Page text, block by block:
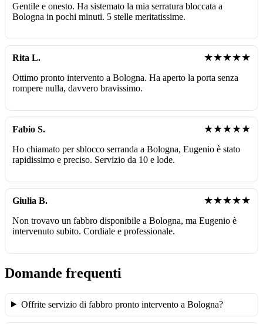
Gentile e onesto. Ha sistemato la mia serratura bloccata a
Bologna in pochi minuti. 5 stelle meritatissime.
Rita L. ★★★★★
Ottimo pronto intervento a Bologna. Ha aperto la porta senza
rompere nulla, davvero bravissimo.
Fabio S. ★★★★★
Ho chiamato per sblocco serranda a Bologna, Eugenio è stato
rapidissimo e preciso. Servizio da 10 e lode.
Giulia B. ★★★★★
Non trovavo un fabbro disponibile a Bologna, ma Eugenio è
intervenuto subito. Cordiale e professionale.
Domande frequenti
Offrite servizio di fabbro pronto intervento a Bologna?